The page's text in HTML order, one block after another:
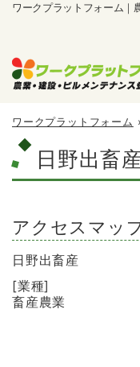
ワークプラットフォーム｜
ワークプラットフォーム
日野出畜
アクセスマッ
日野出畜産
[業種]
畜産農業